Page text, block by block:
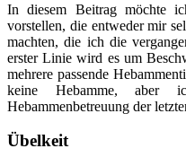
In diesem Beitrag möchte
vorstellen, die entweder mir
machten, die ich die
erster Linie wird es um
mehrere passende
keine Hebamme, aber
Hebammenbetreuung der
Übelkeit